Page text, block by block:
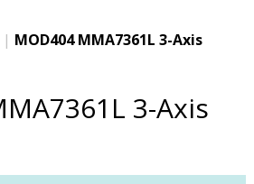
| MOD404 MMA7361L 3-Axis
3-Axis